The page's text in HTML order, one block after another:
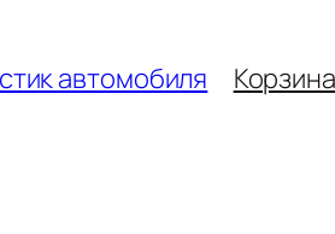
автомобиля Корзина